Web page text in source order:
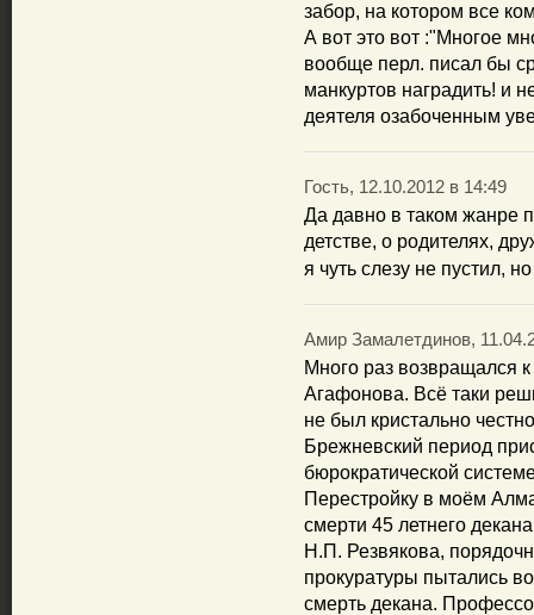
забор, на котором все
А вот это вот :"Многое
вообще перл. писал бы
манкуртов наградить! и
деятеля озабоченным
Гость, 12.10.2012 в 14:49
Да давно в таком жанре
детстве, о родителях,
я чуть слезу не пустил,
Амир Замалетдинов,
Много раз возвращался
Агафонова. Всё таки
не был кристально
Брежневский период
бюрократической
Перестройку в моём
смерти 45 летнего
Н.П. Резвякова,
прокуратуры пытались
смерть декана.